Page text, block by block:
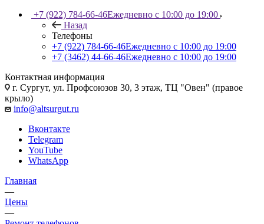
+7 (922) 784-66-46Ежедневно с 10:00 до 19:00
Назад
Телефоны
+7 (922) 784-66-46Ежедневно с 10:00 до 19:00
+7 (3462) 44-66-46Ежедневно с 10:00 до 19:00
Контактная информация
г. Сургут, ул. Профсоюзов 30, 3 этаж, ТЦ "Овен" (правое
крыло)
info@altsurgut.ru
Вконтакте
Telegram
YouTube
WhatsApp
Главная
—
Цены
—